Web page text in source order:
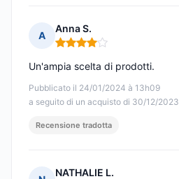
A
Anna S.
Nota: 4 su 5
Pubblicato il 24/01/2024 à 13h09
a seguito di un acquisto di 30/12/2023
Un'ampia scelta di prodotti.
Recensione tradotta
NATHALIE L.